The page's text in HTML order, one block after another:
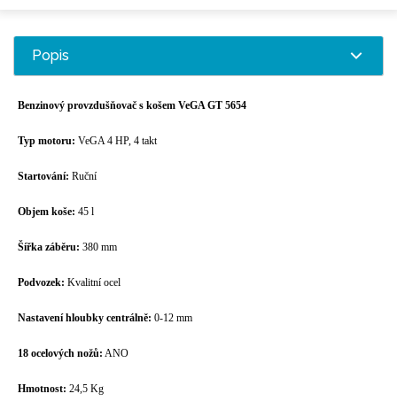
Popis
Benzinový provzdušňovač s košem VeGA GT 5654
Typ motoru: VeGA 4 HP, 4 takt
Startování: Ruční
Objem koše: 45 l
Šířka záběru: 380 mm
Podvozek: Kvalitní ocel
Nastavení hloubky centrálně: 0-12 mm
18 ocelových nožů: ANO
Hmotnost: 24,5 Kg